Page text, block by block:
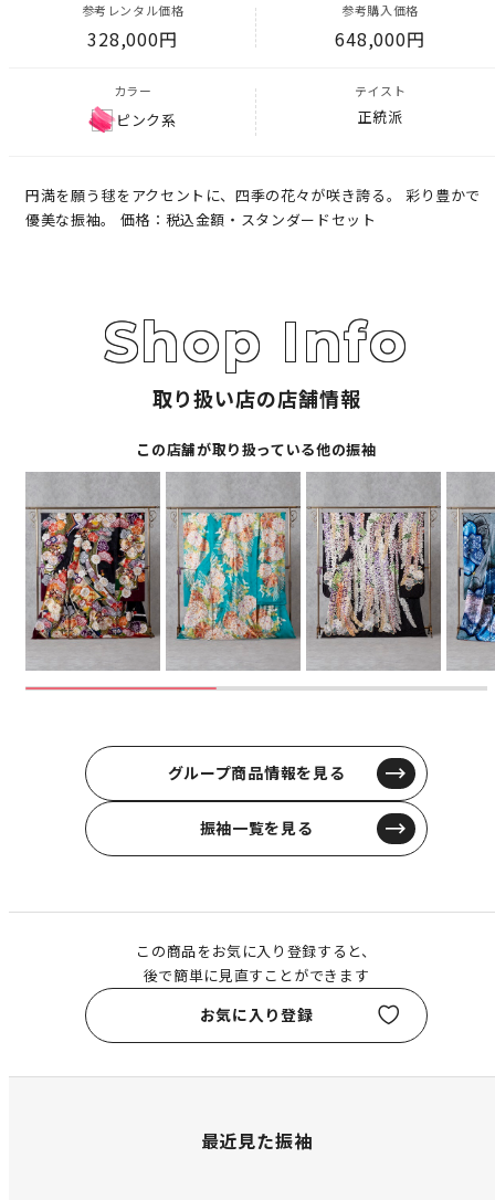
参考レンタル価格
328,000円
参考購入価格
648,000円
カラー
ピンク系
テイスト
正統派
円満を願う毬をアクセントに、四季の花々が咲き誇る。 彩り豊かで
優美な振袖。 価格：税込金額・スタンダードセット
取り扱い店の店舗情報
この店舗が取り扱っている他の振袖
グループ商品情報を見る
振袖一覧を見る
この商品をお気に入り登録すると、
後で簡単に見直すことができます
お気に入り登録
最近見た振袖